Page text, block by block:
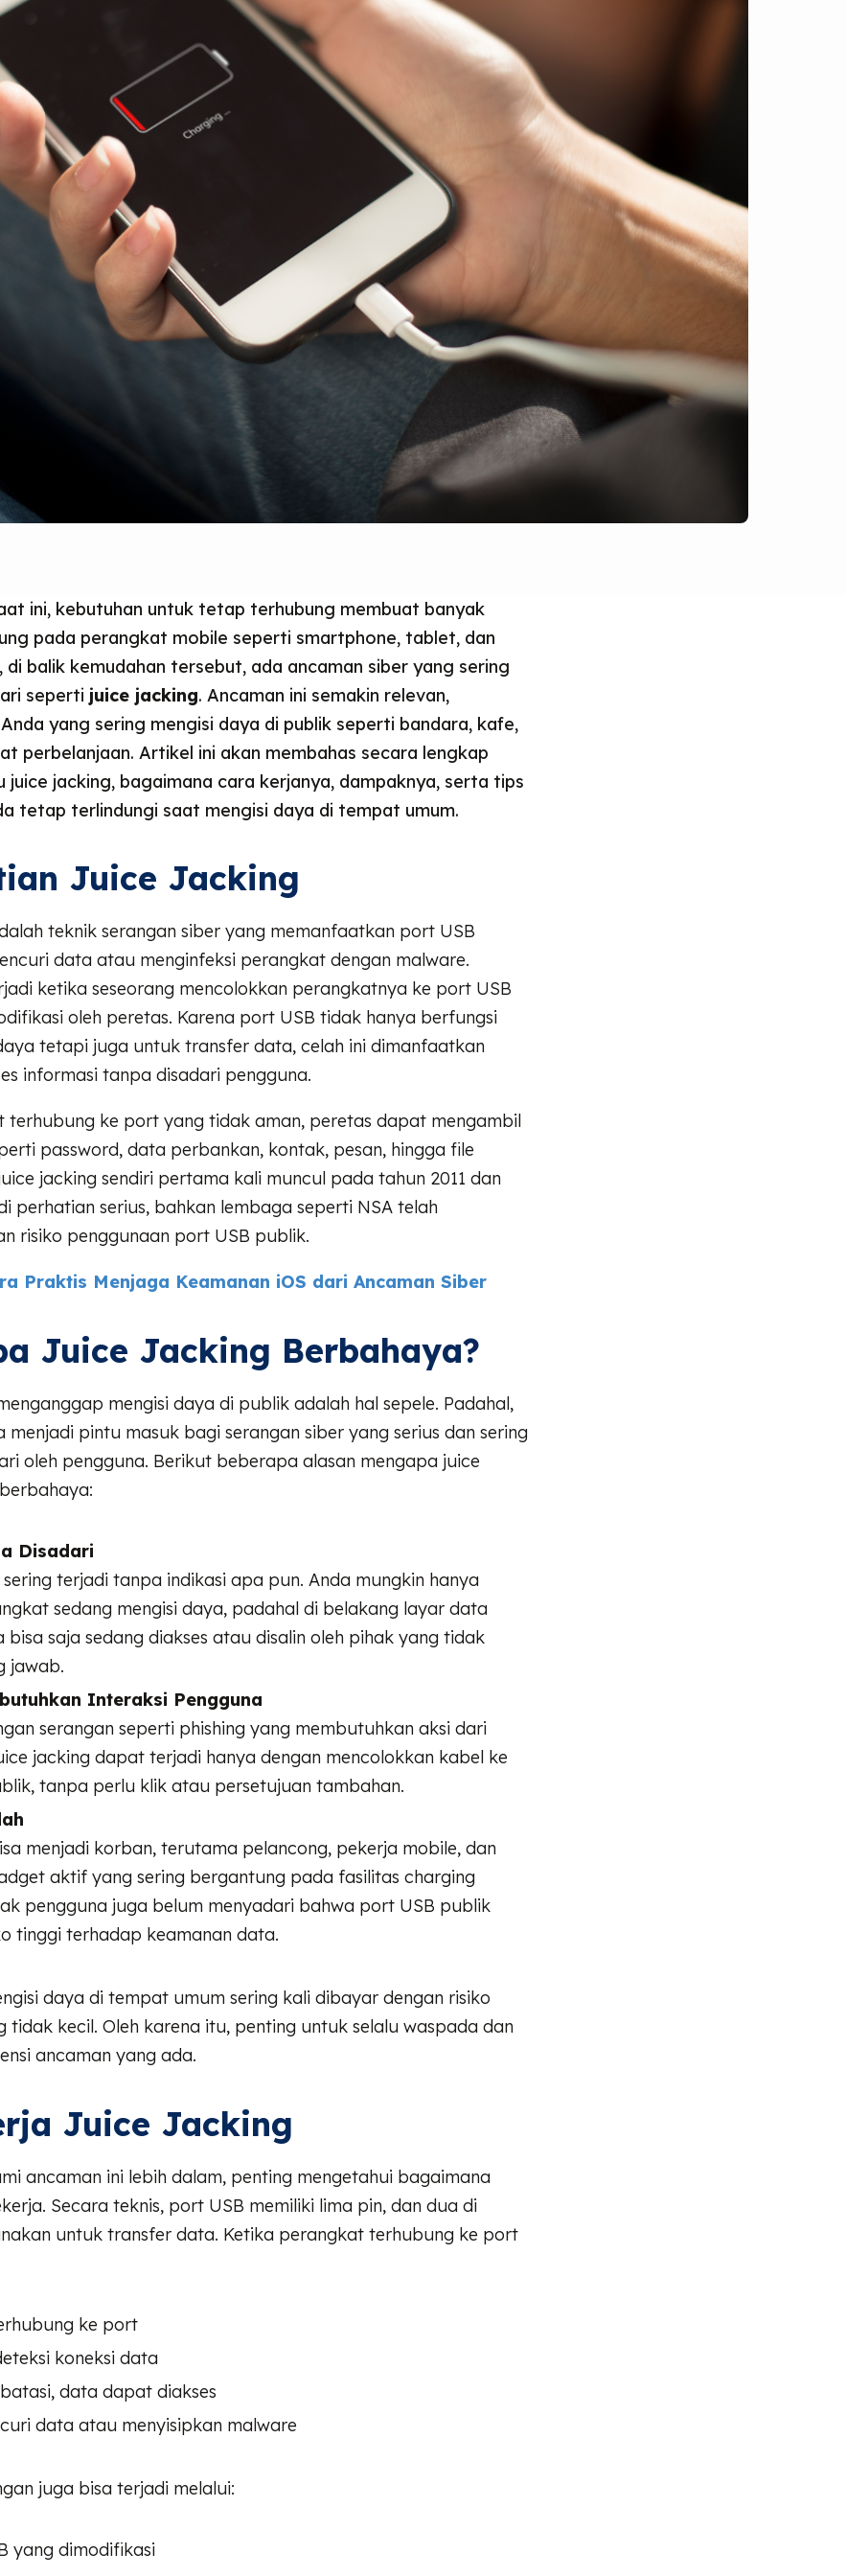
ini, kebutuhan untuk tetap terhubung membuat banyak
pada perangkat mobile seperti smartphone, tablet, dan
di balik kemudahan tersebut, ada ancaman siber yang sering
seperti juice jacking. Ancaman ini semakin relevan,
yang sering mengisi daya di publik seperti bandara, kafe,
perbelanjaan. Artikel ini akan membahas secara lengkap
jacking, bagaimana cara kerjanya, dampaknya, serta tips
tetap terlindungi saat mengisi daya di tempat umum.
Juice Jacking
teknik serangan siber yang memanfaatkan port USB
data atau menginfeksi perangkat dengan malware.
ketika seseorang mencolokkan perangkatnya ke port USB
oleh peretas. Karena port USB tidak hanya berfungsi
tetapi juga untuk transfer data, celah ini dimanfaatkan
informasi tanpa disadari pengguna.
terhubung ke port yang tidak aman, peretas dapat mengambil
password, data perbankan, kontak, pesan, hingga file
jacking sendiri pertama kali muncul pada tahun 2011 dan
perhatian serius, bahkan lembaga seperti NSA telah
risiko penggunaan port USB publik.
Praktis Menjaga Keamanan iOS dari Ancaman Siber
Juice Jacking Berbahaya?
mengisi daya di publik adalah hal sepele. Padahal,
menjadi pintu masuk bagi serangan siber yang serius dan sering
oleh pengguna. Berikut beberapa alasan mengapa juice
Disadari
sering terjadi tanpa indikasi apa pun. Anda mungkin hanya
sedang mengisi daya, padahal di belakang layar data
bisa saja sedang diakses atau disalin oleh pihak yang tidak
jawab.
Interaksi Pengguna
serangan seperti phishing yang membutuhkan aksi dari
jacking dapat terjadi hanya dengan mencolokkan kabel ke
tanpa perlu klik atau persetujuan tambahan.
menjadi korban, terutama pelancong, pekerja mobile, dan
aktif yang sering bergantung pada fasilitas charging
pengguna juga belum menyadari bahwa port USB publik
tinggi terhadap keamanan data.
daya di tempat umum sering kali dibayar dengan risiko
tidak kecil. Oleh karena itu, penting untuk selalu waspada dan
ancaman yang ada.
Juice Jacking
ancaman ini lebih dalam, penting mengetahui bagaimana
Secara teknis, port USB memiliki lima pin, dan dua di
untuk transfer data. Ketika perangkat terhubung ke port
ke port
koneksi data
data dapat diakses
data atau menyisipkan malware
juga bisa terjadi melalui:
yang dimodifikasi